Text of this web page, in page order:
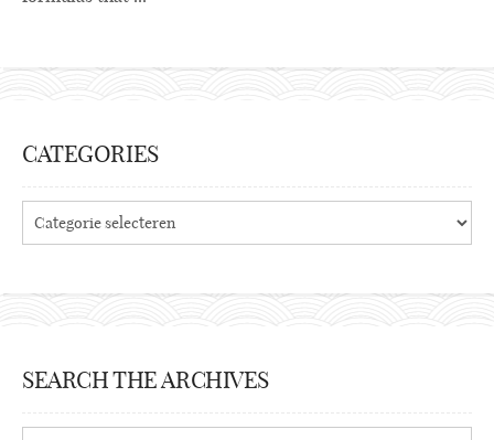
CATEGORIES
SEARCH THE ARCHIVES